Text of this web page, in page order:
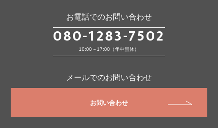
お電話でのお問い合わせ
080-1283-7502
10:00～17:00（年中無休）
メールでのお問い合わせ
お問い合わせ